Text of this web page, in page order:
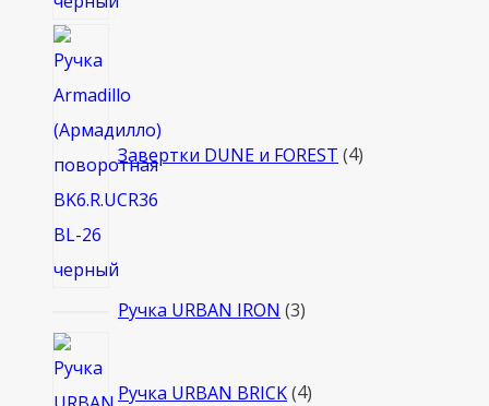
Завертки DUNE и FOREST 4
Ручка URBAN IRON 33
Ручка URBAN BRICK 4товара